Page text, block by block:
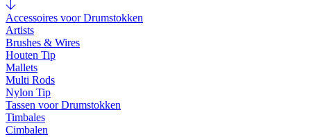
Accessoires voor Drumstokken
Artists
Brushes & Wires
Houten Tip
Mallets
Multi Rods
Nylon Tip
Tassen voor Drumstokken
Timbales
Cimbalen